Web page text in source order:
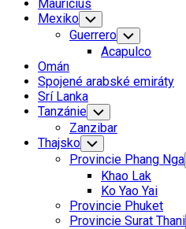
Mauricius
Mexiko Toggle
Child
Menu
Guerrero Toggle
Child
Menu
Acapulco
Omán
Spojené arabské emiráty
Srí Lanka
Tanzánie Toggle
Child
Menu
Zanzibar
Thajsko Toggle
Child
Menu
Provincie Phang Nga
Khao Lak
Ko Yao Yai
Provincie Phuket
Provincie Surat Thani